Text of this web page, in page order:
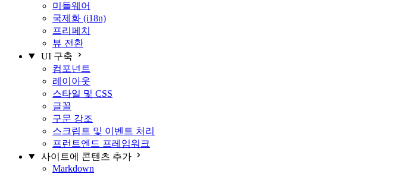
미들웨어
국제화 (i18n)
프리페치
뷰 전환
UI 구축
컴포넌트
레이아웃
스타일 및 CSS
글꼴
구문 강조
스크립트 및 이벤트 처리
프런트엔드 프레임워크
사이트에 콘텐츠 추가
Markdown